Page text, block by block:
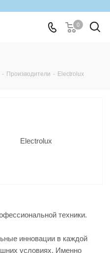
0
- Производители - Electrolux
техники.
инновации в каждой
условиях. Именно